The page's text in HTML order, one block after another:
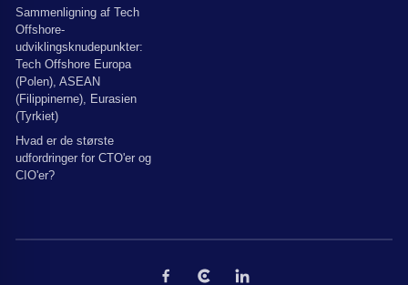
Sammenligning af Tech
Offshore-
udviklingsknudepunkter:
Tech Offshore Europa
(Polen), ASEAN
(Filippinerne), Eurasien
(Tyrkiet)
Hvad er de største
udfordringer for CTO'er og
CIO'er?